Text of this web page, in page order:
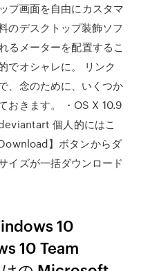
プ画面を自由にカスタマ
のデスクトップ装飾ソフ
るメーターを配置するこ
でオシャレに。 リンク
、念のために、いくつか
おきます。 ・OS X 10.9
個人的にはこ
】ボタンからダ
イズが一括ダウンロード
10
10 Team